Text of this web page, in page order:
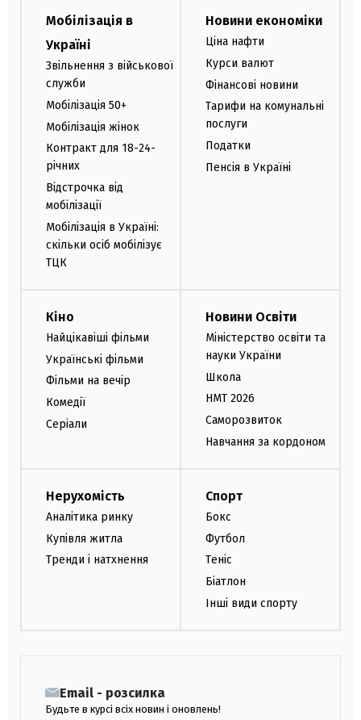
Мобілізація в
Україні
Звільнення з військової
служби
Мобілізація 50+
Мобілізація жінок
Контракт для 18-24-
річних
Відстрочка від
мобілізації
Мобілізація в Україні:
скільки осіб мобілізує
ТЦК
Новини економіки
Ціна нафти
Курси валют
Фінансові новини
Тарифи на комунальні
послуги
Податки
Пенсія в Україні
Кіно
Найцікавіші фільми
Українські фільми
Фільми на вечір
Комедії
Серіали
Новини Освіти
Міністерство освіти та
науки України
Школа
НМТ 2026
Саморозвиток
Навчання за кордоном
Нерухомість
Аналітика ринку
Купівля житла
Тренди і натхнення
Спорт
Бокс
Футбол
Теніс
Біатлон
Інші види спорту
Email - розсилка
Будьте в курсі всіх новин і оновлень!